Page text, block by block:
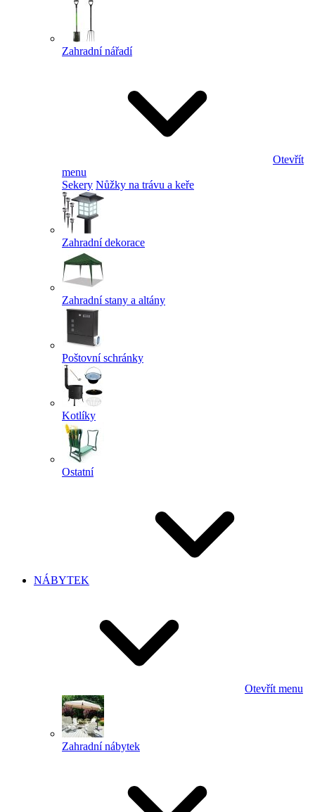
Zahradní nářadí
Otevřít
menu
Sekery Nůžky na trávu a keře
Zahradní dekorace
Zahradní stany a altány
Poštovní schránky
Kotlíky
Ostatní
NÁBYTEK
Otevřít menu
Zahradní nábytek